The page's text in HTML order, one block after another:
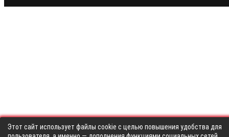
Этот сайт использует файлы cookie с целью повышения удобства для